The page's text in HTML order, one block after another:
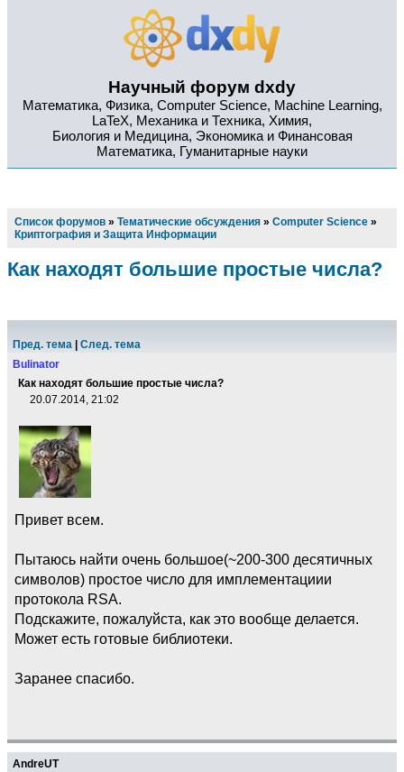
Научный форум dxdy
Математика, Физика, Computer Science, Machine Learning,
LaTeX, Механика и Техника, Химия,
Биология и Медицина, Экономика и Финансовая
Математика, Гуманитарные науки
Список форумов » Тематические обсуждения » Computer Science »
Криптография и Защита Информации
Как находят большие простые числа?
Пред. тема
След. тема
Bulinator
Как находят большие простые числа?
20.07.2014, 21:02
Привет всем.
Пытаюсь найти очень большое(~200-300 десятичных
символов) простое число для имплементациии
протокола RSA.
Подскажите, пожалуйста, как это вообще делается.
Может есть готовые библиотеки.
Заранее спасибо.
AndreUT